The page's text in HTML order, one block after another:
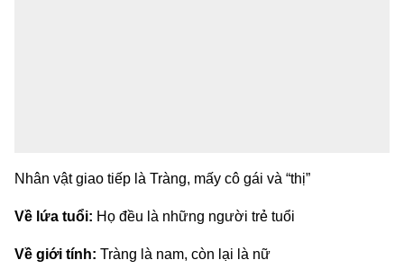
Nhân vật giao tiếp là Tràng, mấy cô gái và “thị”
Về lứa tuổi: Họ đều là những người trẻ tuổi
Về giới tính: Tràng là nam, còn lại là nữ